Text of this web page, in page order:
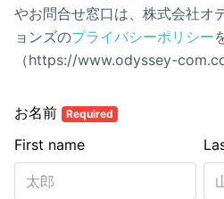
やお問合せ窓口は、株式会社
ョンズのプライバシーポリシー
（https://www.odyssey-
お名前 Required
First name